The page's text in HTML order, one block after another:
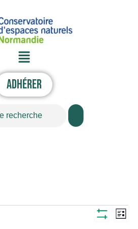
Menu
Adhérer
Liste